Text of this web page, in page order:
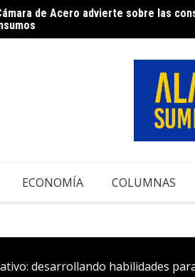
de Acero advierte sobre las
Soluciones de Acero – 50
ECONOMÍA COLUMNAS
desarrollando habilidades